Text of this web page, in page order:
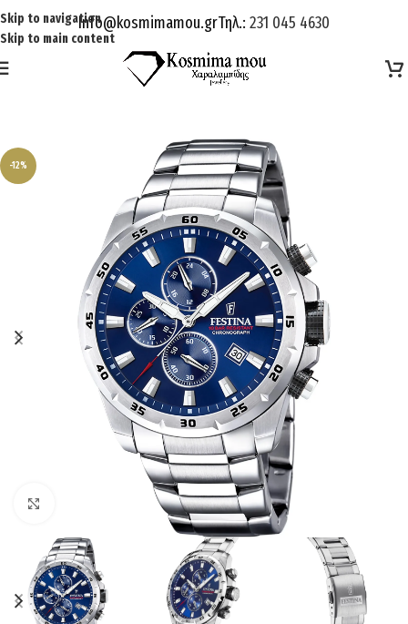
Skip to navigation
Skip to main content
Info@kosmimamou.grΤηλ.: 231 045 4630
-12%